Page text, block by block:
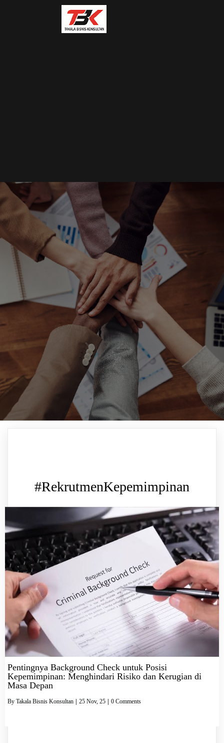
#RekrutmenKepemimpinan
Pentingnya Background Check untuk Posisi
Kepemimpinan: Menghindari Risiko dan Kerugian di
Masa Depan
By Takala Bisnis Konsultan 25 Nov, 25 0 Comments